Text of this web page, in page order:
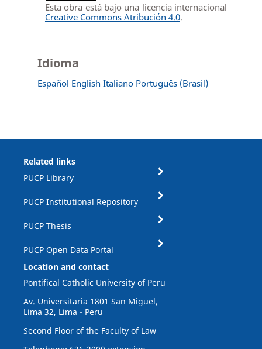
Esta obra está bajo una licencia internacional
Creative Commons Atribución 4.0.
Idioma
Español English Italiano Português (Brasil)
Related links
PUCP Library
PUCP Institutional Repository
PUCP Thesis
PUCP Open Data Portal
Location and contact
Pontifical Catholic University of Peru
Av. Universitaria 1801 San Miguel,
Lima 32, Lima - Peru
Second Floor of the Faculty of Law